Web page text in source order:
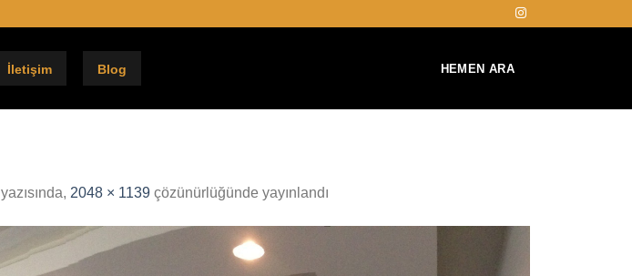
İletişim Blog HEMEN ARA
yazısında, 2048 × 1139 çözünürlüğünde yayınlandı